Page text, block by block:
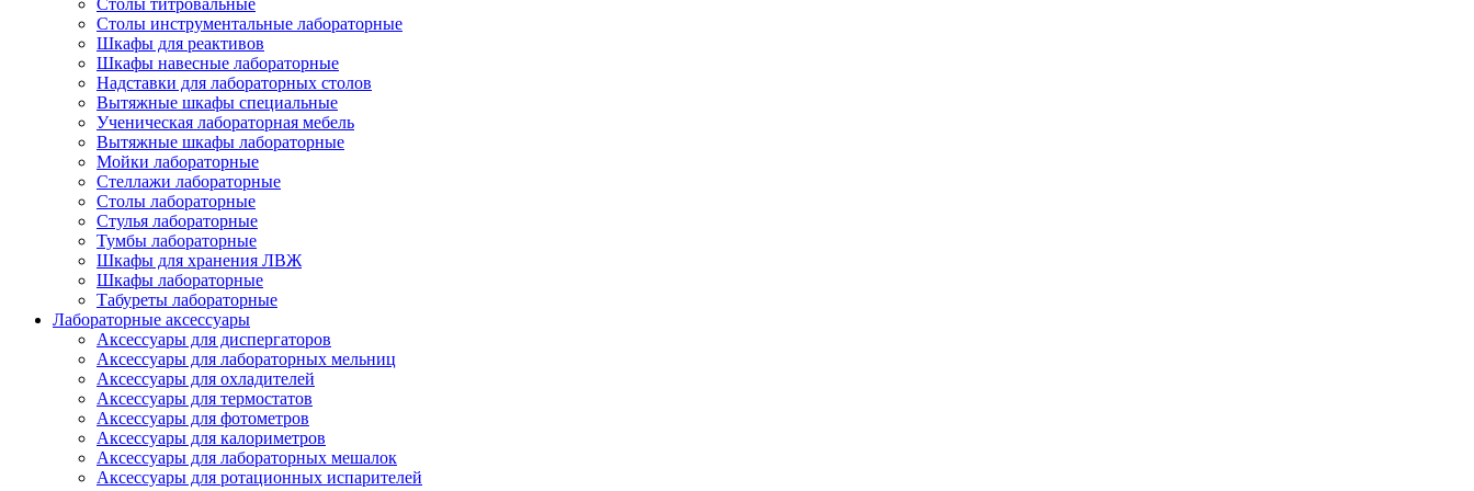
Столы титровальные
Столы инструментальные лабораторные
Шкафы для реактивов
Шкафы навесные лабораторные
Надставки для лабораторных столов
Вытяжные шкафы специальные
Ученическая лабораторная мебель
Вытяжные шкафы лабораторные
Мойки лабораторные
Стеллажи лабораторные
Столы лабораторные
Стулья лабораторные
Тумбы лабораторные
Шкафы для хранения ЛВЖ
Шкафы лабораторные
Табуреты лабораторные
Лабораторные аксессуары
Аксессуары для диспергаторов
Аксессуары для лабораторных мельниц
Аксессуары для охладителей
Аксессуары для термостатов
Аксессуары для фотометров
Аксессуары для калориметров
Аксессуары для лабораторных мешалок
Аксессуары для ротационных испарителей